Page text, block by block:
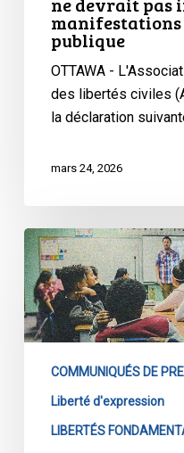
publique
publique
OTTAWA -
des libertés civiles
la déclaration
mars 24, 2026
L’ACLC
est
profondément
préoccupée
par
service
COMMUNIQUÉS DE
Liberté d'expression
LIBERTÉS